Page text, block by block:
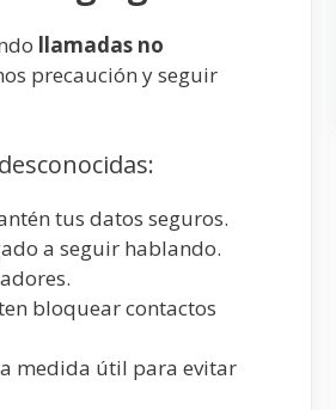
llamadas no
precaución y seguir
tus datos seguros.
a seguir hablando.
bloquear contactos
medida útil para evitar